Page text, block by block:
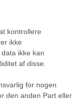
kontrollere
ikke
ikke kan
af disse.
for nogen
den anden Part eller